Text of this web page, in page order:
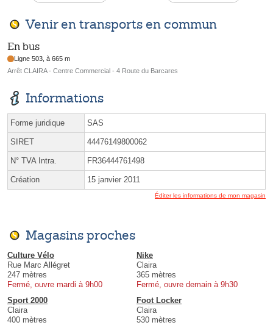
Venir en transports en commun
En bus
Ligne 503, à 665 m
Arrêt CLAIRA - Centre Commercial - 4 Route du Barcares
Informations
Forme juridique SAS
SIRET 44476149800062
N° TVA Intra. FR36444761498
Création 15 janvier 2011
Éditer les informations de mon magasin
Magasins proches
Culture Vélo
Rue Marc Allégret
247 mètres
Fermé, ouvre mardi à 9h00
Nike
Claira
365 mètres
Fermé, ouvre demain à 9h30
Sport 2000
Claira
400 mètres
Foot Locker
Claira
530 mètres